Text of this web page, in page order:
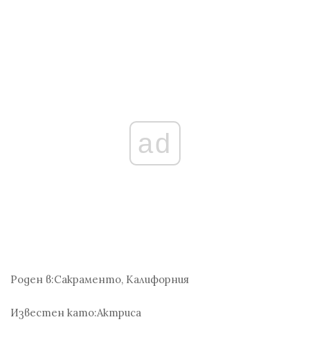
ad
Роден в:Сакраменто, Калифорния
Известен като:Актриса